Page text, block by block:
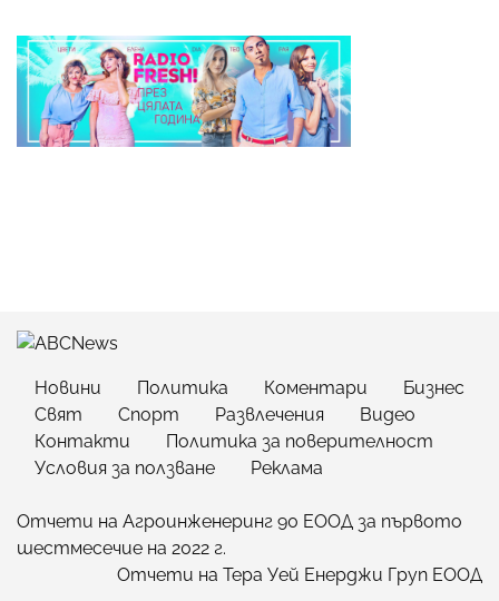
Новини Политика Коментари
Бизнес
Свят
Спорт Развлечения
Видео
Контакти
Политика за поверителност
Условия за ползване
Реклама
Отчети на Агроинженеринг 90 ЕООД за първото
шестмесечие на 2022 г.
Отчети на Тера Уей Енерджи Груп ЕООД